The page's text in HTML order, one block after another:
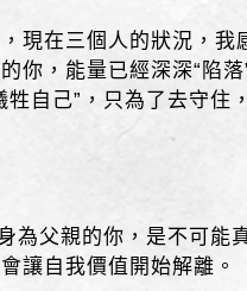
現在三個人的狀況，我
你，能量已經深深“陷
牲自己”，只為了去守住
為父親的你，是不可能
讓自我價值開始解離。